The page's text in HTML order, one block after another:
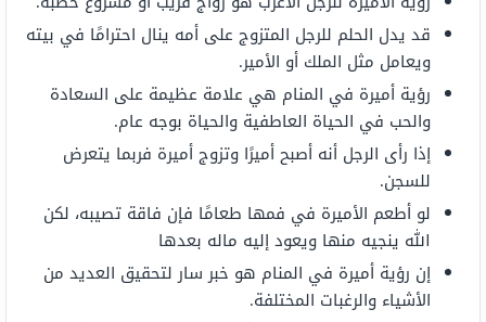
قد يدل الحلم للرجل المتزوج على أمه ينال احترامًا في بيته
ويعامل مثل الملك أو الأمير.
رؤية أميرة في المنام هي علامة عظيمة على السعادة
والحب في الحياة العاطفية والحياة بوجه عام.
إذا رأى الرجل أنه أصبح أميرًا وتزوج أميرة فربما يتعرض
للسجن.
لو أطعم الأميرة في فمها طعامًا فإن فاقة تصيبه، لكن
الله ينجيه منها ويعود إليه ماله بعدها
إن رؤية أميرة في المنام هو خبر سار لتحقيق العديد من
الأشياء والرغبات المختلفة.